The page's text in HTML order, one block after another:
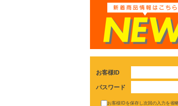
お客様ID
パスワード
お客様IDを保存し次回の入力を省